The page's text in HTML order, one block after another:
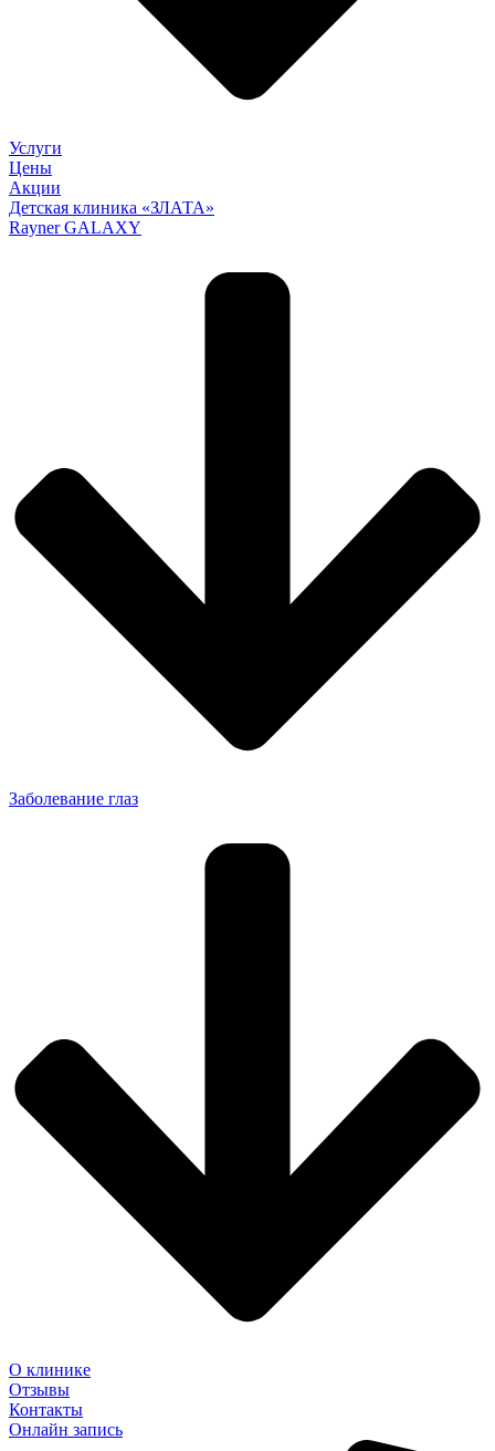
Услуги
Цены
Акции
Детская клиника «ЗЛАТА»
Rayner GALAXY
Заболевание глаз
О клинике
Отзывы
Контакты
Онлайн запись